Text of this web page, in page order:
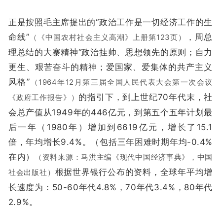
正是按照毛主席提出的“政治工作是一切经济工作的生
命线” （《中国农村社会主义高潮》上册第123页）
，周总
理总结的大寨精神“政治挂帅、思想领先的原则；自力
更生、艰苦奋斗的精神；爱国家、爱集体的共产主义
风格” （1964年12月第三届全国人民代表大会第一次会议
《政府工作报告》） 的指引下，到上世纪70年代末，社
会总产值从1949年的446亿元，到第五个五年计划最
后一年（1980年）增加到6619亿元，增长了15.1
倍，年均增长9.4%。（包括三年困难时期年均-0.4%
在内）
（资料来源：马洪主编《现代中国经济事典》，中国
社会出版社） 根据世界银行公布的资料，全球年平均增
长速度为：50-60年代4.8%，70年代3.4%，80年代
2.9%。